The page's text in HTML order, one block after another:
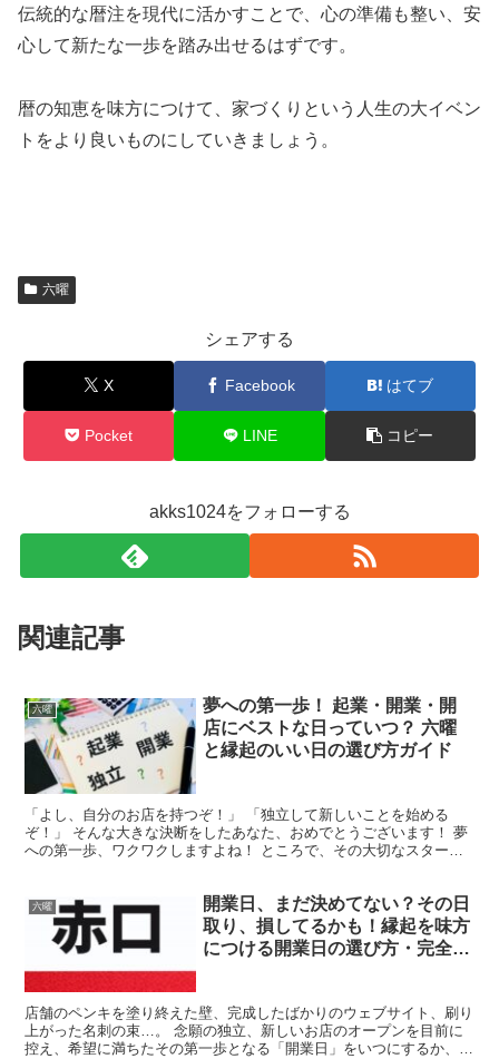
伝統的な暦注を現代に活かすことで、心の準備も整い、安
心して新たな一歩を踏み出せるはずです。
暦の知恵を味方につけて、家づくりという人生の大イベン
トをより良いものにしていきましょう。
六曜
シェアする
X Facebook はてブ
Pocket LINE コピー
akks1024をフォローする
関連記事
六曜
夢への第一歩！ 起業・開業・開
店にベストな日っていつ？ 六曜
と縁起のいい日の選び方ガイド
「よし、自分のお店を持つぞ！」 「独立して新しいことを始める
ぞ！」 そんな大きな決断をしたあなた、おめでとうございます！ 夢
への第一歩、ワクワクしますよね！ ところで、その大切なスタート
六曜
開業日、まだ決めてない？その日
取り、損してるかも！縁起を味方
につける開業日の選び方・完全ガ
店舗のペンキを塗り終えた壁、完成したばかりのウェブサイト、刷り
上がった名刺の束…。 念願の独立、新しいお店のオープンを目前に
控え、希望に満ちたその第一歩となる「開業日」をいつにするか、胸